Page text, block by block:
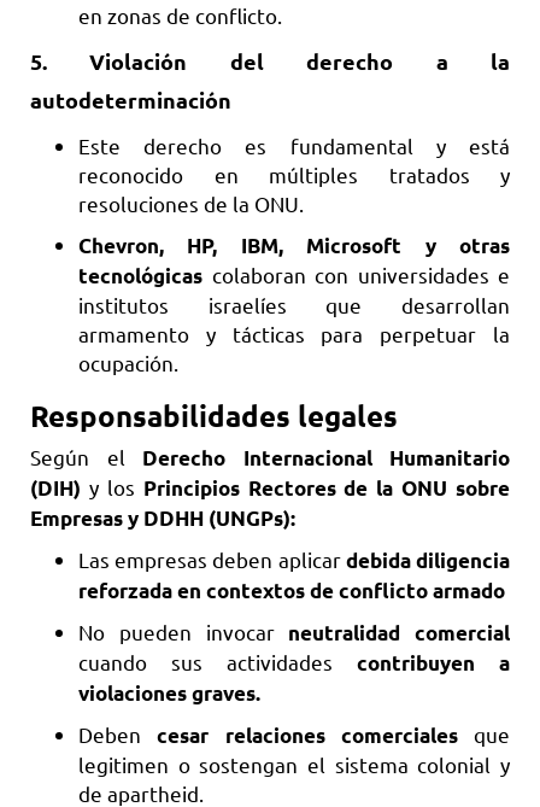
en zonas de conflicto.
5.Violación del derecho a la
autodeterminación
Este derecho es fundamental y está
reconocido en múltiples tratados y
resoluciones de la ONU.
Chevron, HP, IBM, Microsoft y otras
tecnológicas colaboran con universidades e
institutos israelíes que desarrollan
armamento y tácticas para perpetuar la
ocupación.
Responsabilidades legales
Según el Derecho Internacional Humanitario
(DIH) y los Principios Rectores de la ONU sobre
Empresas y DDHH (UNGPs):
Las empresas deben aplicardebida diligencia
reforzada en contextos de conflicto armado
No pueden invocar neutralidad comercial
cuando sus actividades contribuyen a
violaciones graves.
Debencesar relaciones comerciales que
legitimen o sostengan el sistema colonial y
de apartheid.